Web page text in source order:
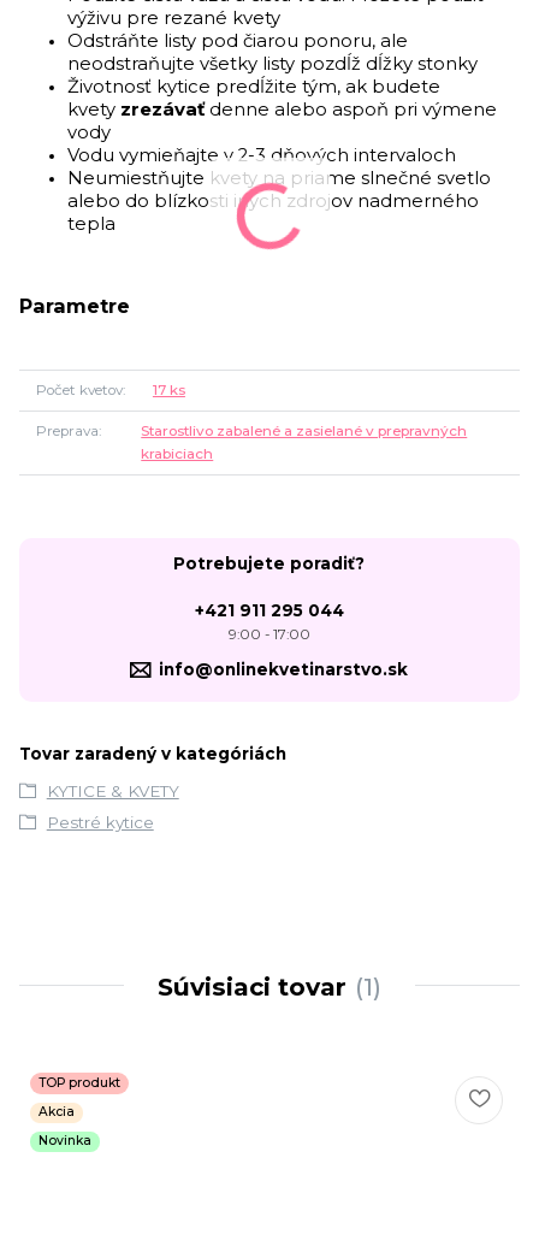
výživu pre rezané kvety
Odstráňte listy pod čiarou ponoru, ale
neodstraňujte všetky listy pozdĺž dĺžky stonky
Životnosť kytice predĺžite tým, ak budete
kvety zrezávaťdenne alebo aspoň pri výmene
vody
Vodu vymieňajte v 2-3 dňových intervaloch
Neumiestňujte kvety na priame slnečné svetlo
alebo do blízkosti iných zdrojov nadmerného
tepla
Parametre
Počet kvetov 17 ks
Preprava
Starostlivo zabalené a zasielané v prepravných
krabiciach
Potrebujete poradiť?
+421 911 295 044
9:00 - 17:00
info@onlinekvetinarstvo.sk
Tovar zaradený v kategóriách
KYTICE & KVETY
Pestré kytice
Súvisiaci tovar 1
TOP produkt
Akcia
Novinka